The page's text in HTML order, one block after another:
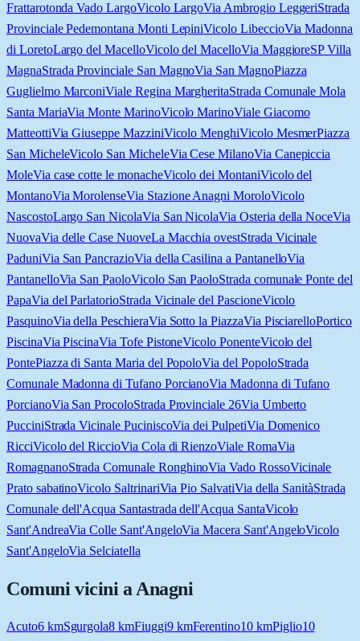
Frattarotonda Vado LargoVicolo LargoVia Ambrogio LeggeriStrada
Provinciale Pedemontana Monti LepiniVicolo LibeccioVia Madonna
di LoretoLargo del MacelloVicolo del MacelloVia MaggioreSP Villa
MagnaStrada Provinciale San MagnoVia San MagnoPiazza
Guglielmo MarconiViale Regina MargheritaStrada Comunale Mola
Santa MariaVia Monte MarinoVicolo MarinoViale Giacomo
MatteottiVia Giuseppe MazziniVicolo MenghiVicolo MesmerPiazza
San MicheleVicolo San MicheleVia Cese MilanoVia Canepiccia
MoleVia case cotte le monacheVicolo dei MontaniVicolo del
MontanoVia MorolenseVia Stazione Anagni MoroloVicolo
NascostoLargo San NicolaVia San NicolaVia Osteria della NoceVia
NuovaVia delle Case NuoveLa Macchia ovestStrada Vicinale
PaduniVia San PancrazioVia della Casilina a PantanelloVia
PantanelloVia San PaoloVicolo San PaoloStrada comunale Ponte del
PapaVia del ParlatorioStrada Vicinale del PascioneVicolo
PasquinoVia della PeschieraVia Sotto la PiazzaVia PisciarelloPortico
PiscinaVia PiscinaVia Tofe PistoneVicolo PonenteVicolo del
PontePiazza di Santa Maria del PopoloVia del PopoloStrada
Comunale Madonna di Tufano PorcianoVia Madonna di Tufano
PorcianoVia San ProcoloStrada Provinciale 26Via Umberto
PucciniStrada Vicinale PuciniscoVia dei PulpetiVia Domenico
RicciVicolo del RiccioVia Cola di RienzoViale RomaVia
RomagnanoStrada Comunale RonghinoVia Vado RossoVicinale
Prato sabatinoVicolo SaltrinariVia Pio SalvatiVia della SanitàStrada
Comunale dell'Acqua Santastrada dell'Acqua SantaVicolo
Sant'AndreaVia Colle Sant'AngeloVia Macera Sant'AngeloVicolo
Sant'AngeloVia Selciatella
Comuni vicini aAnagni
Acuto6kmSgurgola8 kmFiuggi9kmFerentino10 kmPiglio10